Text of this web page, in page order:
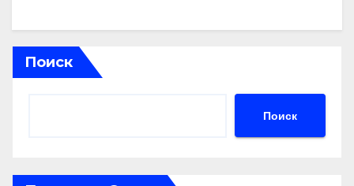
at
s
A
e
gr
a
er
n
р
ть
Поиск
Поиск